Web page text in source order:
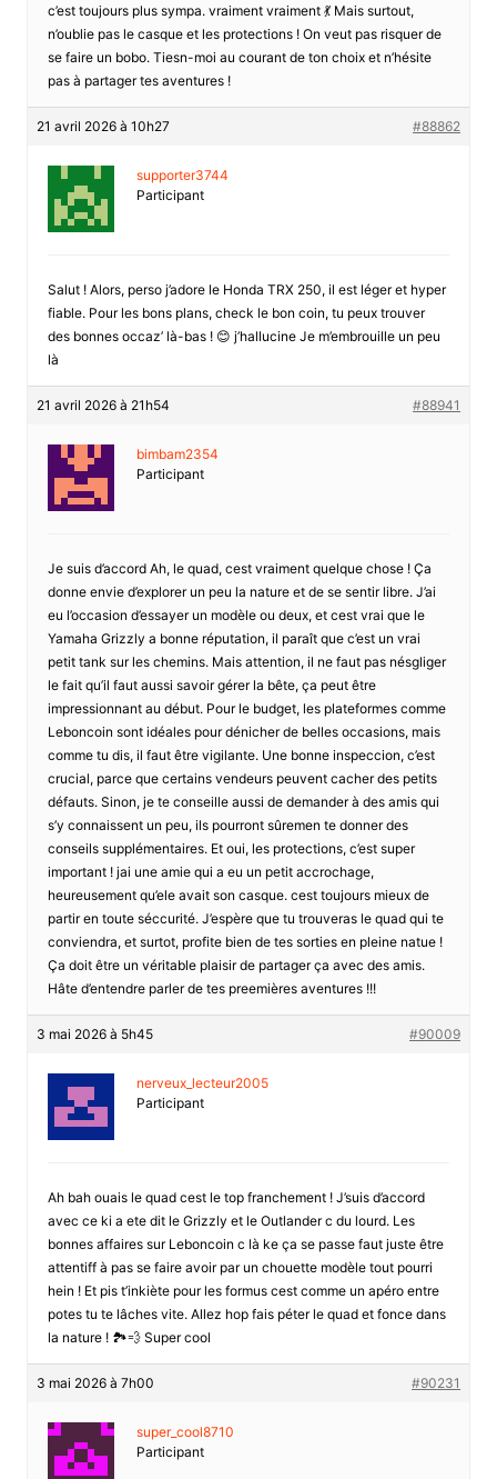
c’est toujours plus sympa. vraiment vraiment 💃 Mais surtout,
n’oublie pas le casque et les protections ! On veut pas risquer de
se faire un bobo. Tiesn-moi au courant de ton choix et n’hésite
pas à partager tes aventures !
21 avril 2026 à 10h27 #88862
supporter3744
Participant
Salut ! Alors, perso j’adore le Honda TRX 250, il est léger et hyper
fiable. Pour les bons plans, check le bon coin, tu peux trouver
des bonnes occaz’ là-bas ! 😊 j’hallucine Je m’embrouille un peu
là
21 avril 2026 à 21h54 #88941
bimbam2354
Participant
Je suis d’accord Ah, le quad, cest vraiment quelque chose ! Ça
donne envie d’explorer un peu la nature et de se sentir libre. J’ai
eu l’occasion d’essayer un modèle ou deux, et cest vrai que le
Yamaha Grizzly a bonne réputation, il paraît que c’est un vrai
petit tank sur les chemins. Mais attention, il ne faut pas nésgliger
le fait qu’il faut aussi savoir gérer la bête, ça peut être
impressionnant au début. Pour le budget, les plateformes comme
Leboncoin sont idéales pour dénicher de belles occasions, mais
comme tu dis, il faut être vigilante. Une bonne inspeccion, c’est
crucial, parce que certains vendeurs peuvent cacher des petits
défauts. Sinon, je te conseille aussi de demander à des amis qui
s’y connaissent un peu, ils pourront sûremen te donner des
conseils supplémentaires. Et oui, les protections, c’est super
important ! jai une amie qui a eu un petit accrochage,
heureusement qu’ele avait son casque. cest toujours mieux de
partir en toute séccurité. J’espère que tu trouveras le quad qui te
conviendra, et surtot, profite bien de tes sorties en pleine natue !
Ça doit être un véritable plaisir de partager ça avec des amis.
Hâte d’entendre parler de tes preemières aventures !!!
3 mai 2026 à 5h45 #90009
nerveux_lecteur2005
Participant
Ah bah ouais le quad cest le top franchement ! J’suis d’accord
avec ce ki a ete dit le Grizzly et le Outlander c du lourd. Les
bonnes affaires sur Leboncoin c là ke ça se passe faut juste être
attentiff à pas se faire avoir par un chouette modèle tout pourri
hein ! Et pis t’inkiète pour les formus cest comme un apéro entre
potes tu te lâches vite. Allez hop fais péter le quad et fonce dans
la nature ! 🏞️💨 Super cool
3 mai 2026 à 7h00 #90231
super_cool8710
Participant